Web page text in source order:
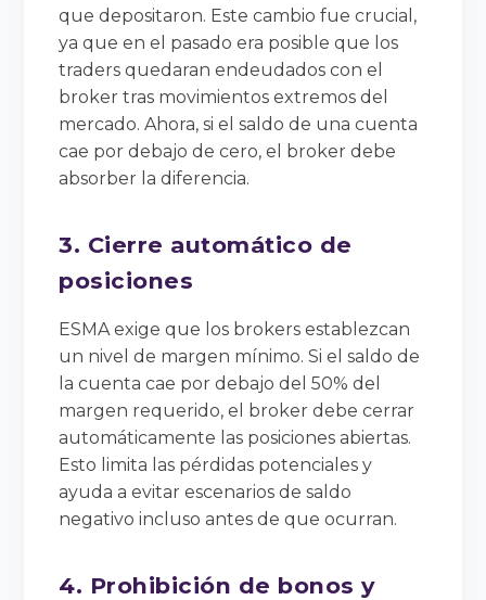
que depositaron. Este cambio fue crucial,
ya que en el pasado era posible que los
traders quedaran endeudados con el
broker tras movimientos extremos del
mercado. Ahora, si el saldo de una cuenta
cae por debajo de cero, el broker debe
absorber la diferencia.
3. Cierre automático de
posiciones
ESMA exige que los brokers establezcan
un nivel de margen mínimo. Si el saldo de
la cuenta cae por debajo del 50% del
margen requerido, el broker debe cerrar
automáticamente las posiciones abiertas.
Esto limita las pérdidas potenciales y
ayuda a evitar escenarios de saldo
negativo incluso antes de que ocurran.
4. Prohibición de bonos y